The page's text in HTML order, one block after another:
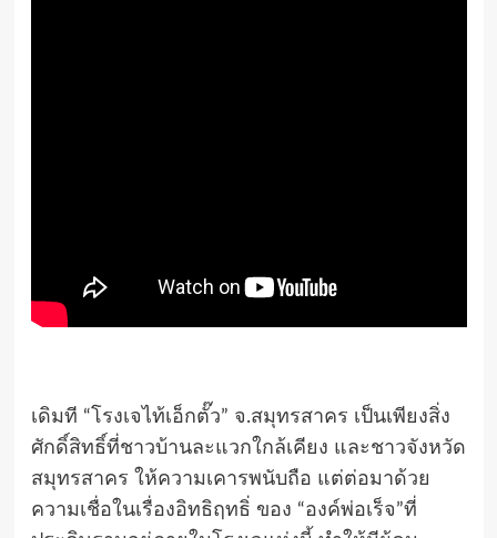
เดิมที “โรงเจไท้เอ็กตั๊ว” จ.สมุทรสาคร เป็นเพียงสิ่ง
ศักดิ์สิทธิ์ที่ชาวบ้านละแวกใกล้เคียง และชาวจังหวัด
สมุทรสาคร ให้ความเคารพนับถือ แต่ต่อมาด้วย
ความเชื่อในเรื่องอิทธิฤทธิ่ ของ “องค์พ่อเร็จ”ที่